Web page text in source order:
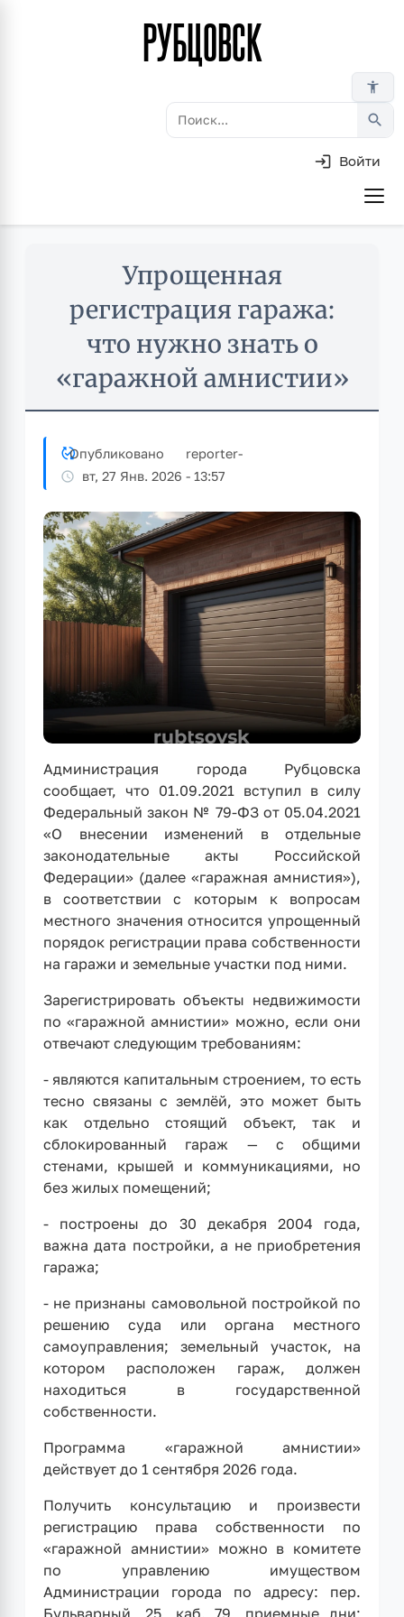
content
РУБЦОВСК
accessibility_new
search
Войти
Упрощенная
регистрация гаража:
что нужно знать о
«гаражной амнистии»
Опубликовано reporter-
вт, 27 Янв. 2026 - 13:57
Администрация города Рубцовска
сообщает, что 01.09.2021 вступил в силу
Федеральный закон № 79-ФЗ от 05.04.2021
«О внесении изменений в отдельные
законодательные акты Российской
Федерации» (далее «гаражная амнистия»),
в соответствии с которым к вопросам
местного значения относится упрощенный
порядок регистрации права собственности
на гаражи и земельные участки под ними.
Зарегистрировать объекты недвижимости
по «гаражной амнистии» можно, если они
отвечают следующим требованиям:
- являются капитальным строением, то есть
тесно связаны с землёй, это может быть
как отдельно стоящий объект, так и
сблокированный гараж — с общими
стенами, крышей и коммуникациями, но
без жилых помещений;
- построены до 30 декабря 2004 года,
важна дата постройки, а не приобретения
гаража;
- не признаны самовольной постройкой по
решению суда или органа местного
самоуправления; земельный участок, на
котором расположен гараж, должен
находиться в государственной
собственности.
Программа «гаражной амнистии»
действует до 1 сентября 2026 года.
Получить консультацию и произвести
регистрацию права собственности по
«гаражной амнистии» можно в комитете
по управлению имуществом
Администрации города по адресу: пер.
Бульварный, 25, каб. 79, приемные дни: